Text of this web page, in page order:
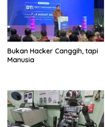
Bukan Hacker Canggih, tapi
Manusia